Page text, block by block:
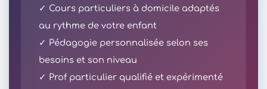
✓ Cours particuliers à domicile adaptés
au rythme de votre enfant
✓ Pédagogie personnalisée selon ses
besoins et son niveau
✓ Prof particulier qualifié et expérimenté